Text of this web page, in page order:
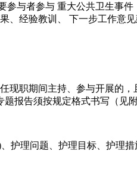
与者参与 重大公共卫生事件
、经验教训、 下一步工作意
现职期间主持、参与开展的，
报告须按规定格式书写（见
护理问题、护理目标、护理